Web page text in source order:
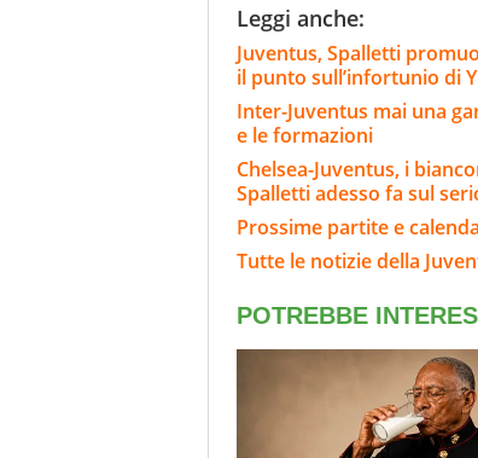
Leggi anche:
Juventus, Spalletti
il punto sull’infortunio di
Inter-Juventus mai una
e le formazioni
Chelsea-Juventus, i
Spalletti adesso fa sul
Prossime partite e
Tutte le notizie della